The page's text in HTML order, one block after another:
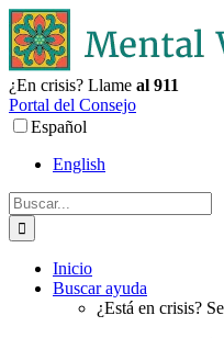
Ir
al
contenido
¿En crisis? Llame al 911
Portal del Consejo
Español
English
Buscar:
Inicio
Buscar ayuda
¿Está en crisis?